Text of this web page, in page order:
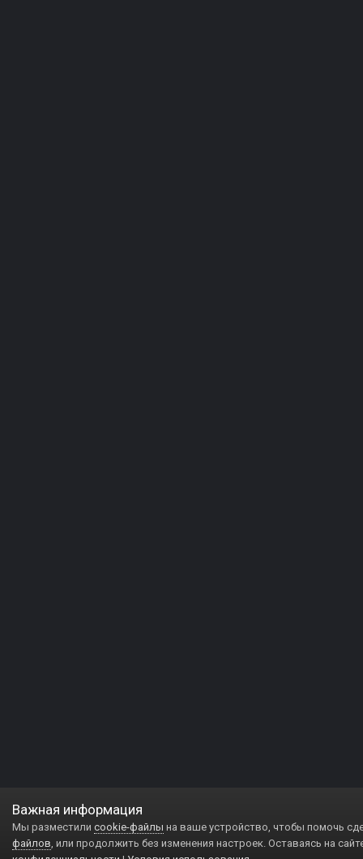
Важная информация
Мы разместили cookie-файлы на ваше устройство, чтобы помочь
файлов, или продолжить без изменения настроек. Оставаясь на